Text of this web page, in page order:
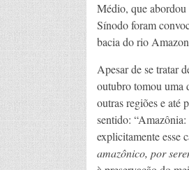
Médio, que abordou
Sínodo foram
bacia do rio
Apesar de se tratar
outubro tomou uma
outras regiões e até
sentido:
explicitamente esse
amazônico, por